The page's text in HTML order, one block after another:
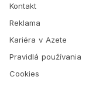
Kontakt
Reklama
Kariéra v Azete
Pravidlá používania
Cookies